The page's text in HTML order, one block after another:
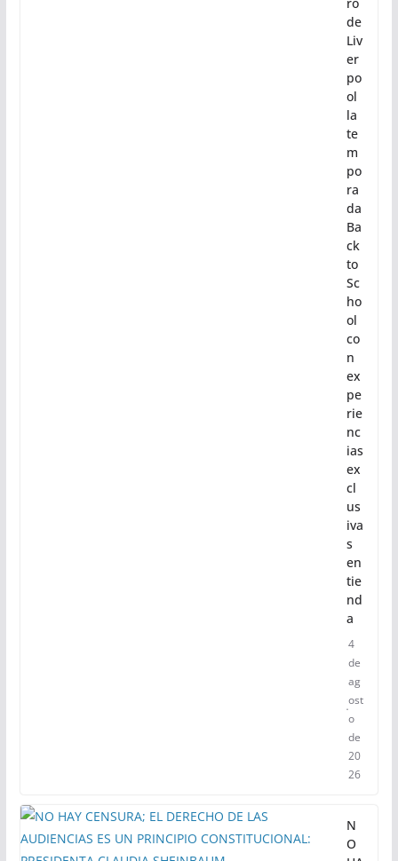
de
Liv
er
po
ol
la
te
m
po
ra
da
Ba
ck
to
Sc
ho
ol
co
n
ex
pe
rie
nc
ias
ex
cl
us
iva
s
en
tie
nd
a
4
de
ag
ost
o
de
20
26
N
O